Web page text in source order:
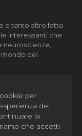
per
dei
la
che accetti
e tanto altro fatto
interessanti che
neuroscienze,
mondo del